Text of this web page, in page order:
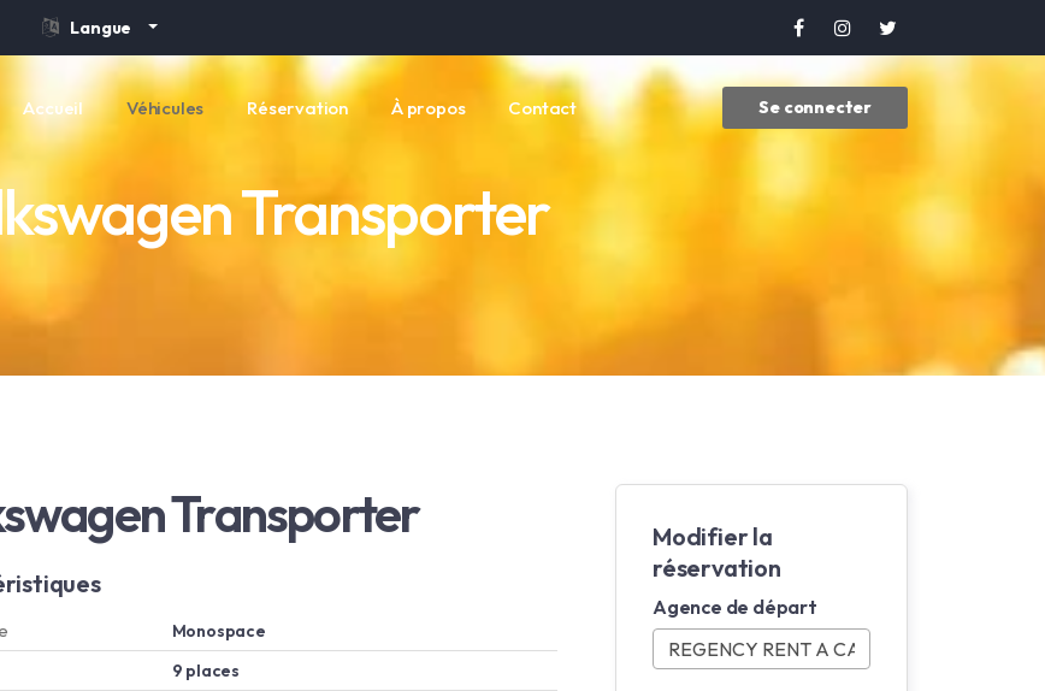
Langue
Accueil Véhicules Réservation À propos Contact Se connecter
Transporter
Transporter
Monospace
9 places
Modifier la
réservation
Agence de départ